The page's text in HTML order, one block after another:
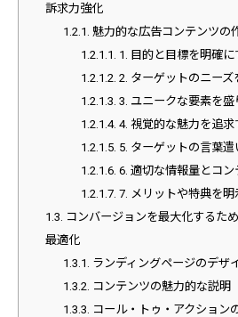
訴求力強化
1.2.1. 魅力的な広告コンテンツの
1.2.1.1. 1. 目的と目標を明確に
1.2.1.2. 2. ターゲットのニーズ
1.2.1.3. 3. ユニークな要素を盛
1.2.1.4. 4. 視覚的な魅力を追求
1.2.1.5. 5. ターゲットの言葉
1.2.1.6. 6. 適切な情報量とコ
1.2.1.7. 7. メリットや特典を明
1.3. コンバージョンを最大化するた
最適化
1.3.1. ランディングページのデザ
1.3.2. コンテンツの魅力的な説明
1.3.3. コール・トゥ・アクション